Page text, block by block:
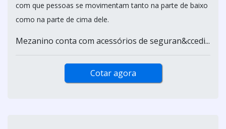
com que pessoas se movimentam tanto na parte de baixo
como na parte de cima dele.
Mezanino conta com acessórios de seguran&ccedi...
Cotar agora